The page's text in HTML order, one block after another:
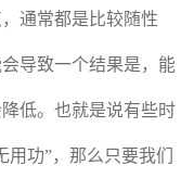
通常都是比较随性
导致一个结果是，能
低。也就是说有些时
功”，那么只要我们